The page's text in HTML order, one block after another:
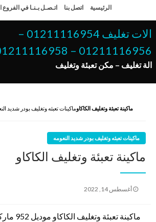
إلى
المحتوى
الرئيسية اتصل بنا اتـصـل بـنـا في الفروع
الات تغليف 01211116954 –
01211116956 – 01211116958
الة تغليف – مكن تعبئة وتغليف
ماكينات تعبئه وتغليف بودر شديدماكينة تعبئة وتغليف الكاكاو
ماكينات تعبئه وتغليف بودر شديد النعومه
ماكينة تعبئة وتغليف الكاكاو
نُشر
أغسطس 14, 2022
ماكينة